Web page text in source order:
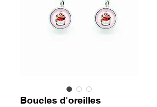
Boucles d'oreilles